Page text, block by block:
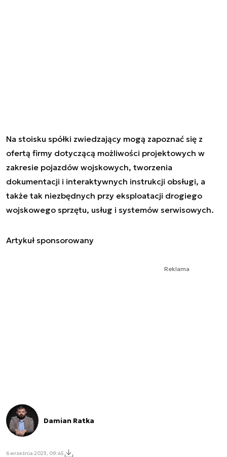
Na stoisku spółki zwiedzający mogą zapoznać się z
ofertą firmy dotyczącą możliwości projektowych w
zakresie pojazdów wojskowych, tworzenia
dokumentacji i interaktywnych instrukcji obsługi, a
także tak niezbędnych przy eksploatacji drogiego
wojskowego sprzętu, usług i systemów serwisowych.
Artykuł sponsorowany
Reklama
Damian Ratka
6 września 2023, 09:45